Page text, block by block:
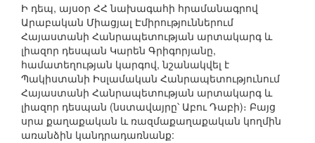
Ի դեպ, այսօր ՀՀ նախագահի հրամանագրով
Արաբական Միացյալ Էմիրություններում
Հայաստանի Հանրապետության արտակարգ և
լիազոր դեսպան Կարեն Գրիգորյանը,
համատեղության կարգով, նշանակվել է
Պակիստանի Իսլամական Հանրապետությունում
Հայաստանի Հանրապետության արտակարգ և
լիազոր դեսպան (նստավայրը՝ Աբու Դաբի)։ Բայց
սրա քաղաքական և ռազմաքաղաքական կողմին
առանձին կանդրադառնանք: